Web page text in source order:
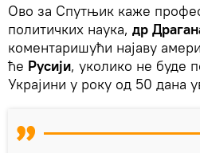
Ово за Спутњик каже
политичких наука, др
коментаришући најаву
ће Русији, уколико не буде
Украјини у року од 50 дана